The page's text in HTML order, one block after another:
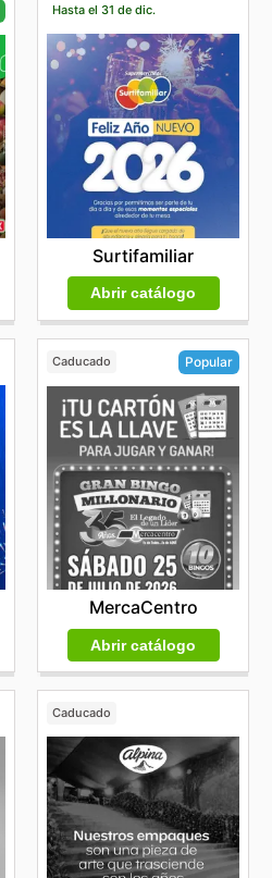
Hasta el 31 de dic.
Surtifamiliar
Abrir catálogo
Caducado Popular
MercaCentro
Abrir catálogo
Caducado